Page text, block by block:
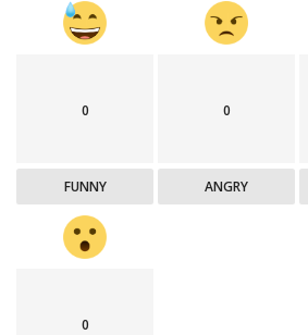
0
FUNNY
0
ANGRY
0